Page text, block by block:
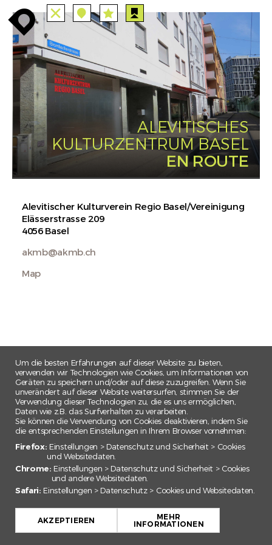
enroute enroute ALLE station STATIONEN route ROUTEN
event FILTER enroute INFO
+
close station angebote anreise
ALEVITISCHES
KULTURZENTRUM BASEL
EN ROUTE
Alevitischer Kulturverein Regio Basel/Vereinigung
Elässerstrasse 209
4056 Basel
akmb@akmb.ch
Map
Um die besten Erfahrungen auf dieser Website zu bieten,
verwenden wir Technologien wie Cookies, um Informationen von
Geräten zu speichern und/oder auf diese zuzugreifen. Wenn Sie
unverändert auf dieser Website weitersurfen, stimmen Sie der
Verwendung dieser Technologien zu, die es uns ermöglichen,
Daten wie z.B. das Surfverhalten zu verarbeiten.
Sie können die Verwendung von Cookies deaktivieren, indem Sie
die entsprechenden Einstellungen in Ihrem Browser vornehmen:
Firefox: Einstellungen > Datenschutz und Sicherheit > Cookies
und Websitedaten.
Chrome: Einstellungen > Datenschutz und Sicherheit > Cookies
und andere Websitedaten.
Safari: Einstellungen > Datenschutz > Cookies und Websitedaten.
AKZEPTIEREN MEHR
INFORMATIONEN